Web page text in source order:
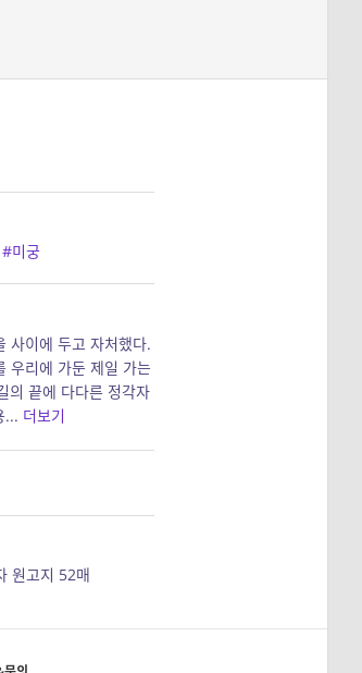
#미궁
사이에 두고 자처했다.
우리에 가둔 제일 가는
의 끝에 다다른 정각자
... 더보기
원고지 52매